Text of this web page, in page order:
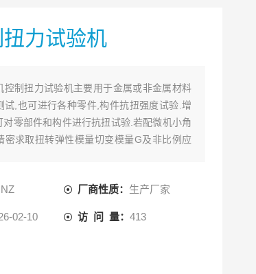
力试验机
控制扭力试验机主要用于金属或非金属材料
试,也可进行各种零件,构件抗扭强度试验.增
对零部件和构件进行抗扭试验.若配微机小角
密求取扭转弹性模量切变模量G及非比例应
厂商性质： 生产厂家
02-10 访 问 量： 413